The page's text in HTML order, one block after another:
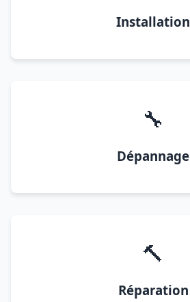
Installation
🔧
Dépannage
🔨
Réparation